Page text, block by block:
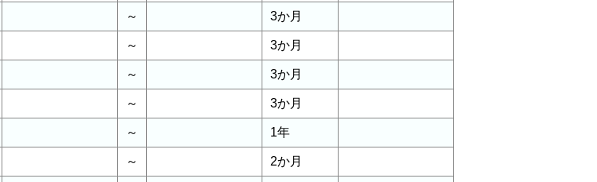
～ 3か月
～ 3か月
～ 3か月
～ 3か月
～ 1年
～ 2か月